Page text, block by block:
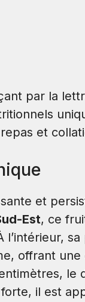
par la
et
et
Est, ce
offrant
le
il est